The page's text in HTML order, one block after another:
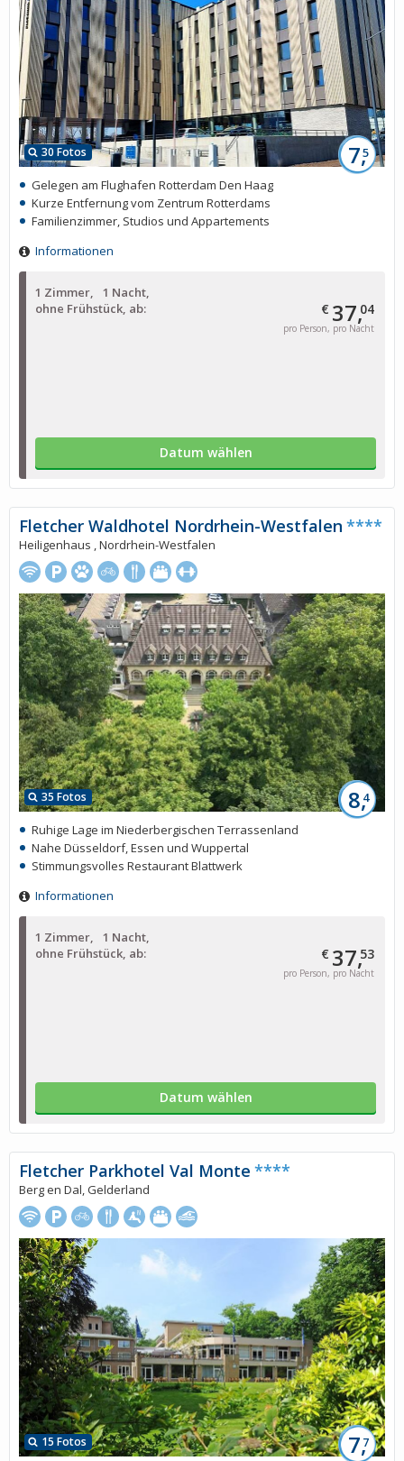
1 Zimmer
1 Nacht
ohne Frühstück, ab:
€ 37,04
pro Person, pro Nacht
Datum wählen
30 Fotos 7,5
Gelegen am Flughafen Rotterdam Den Haag
Kurze Entfernung vom Zentrum Rotterdams
Familienzimmer, Studios und Appartements
Informationen
1 Zimmer
1 Nacht
ohne Frühstück, ab:
€ 37,53
pro Person, pro Nacht
Datum wählen
35 Fotos 8,4
Fletcher Waldhotel Nordrhein-Westfalen ****
Heiligenhaus , Nordrhein-Westfalen
Ruhige Lage im Niederbergischen Terrassenland
Nahe Düsseldorf, Essen und Wuppertal
Stimmungsvolles Restaurant Blattwerk
Informationen
15 Fotos 7,7
Fletcher Parkhotel Val Monte ****
Berg en Dal, Gelderland